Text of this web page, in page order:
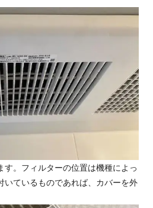
す。フィルターの位置は機種によっ
いているものであれば、カバーを外